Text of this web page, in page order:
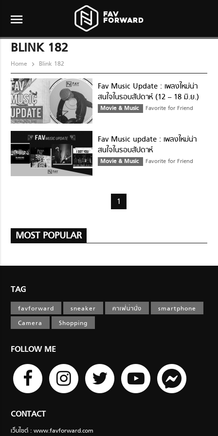
menu
BLINK 182
Home Blink 182
Fav Music Update : เพลงใหม่น่า
สนใจในรอบสัปดาห์ (12 – 18 มิ.ย.)
Movie & Music Favorite for Friend
Fav Music update : เพลงใหม่น่า
สนใจในรอบสัปดาห์
Movie & Music Favorite for Friend
1
MOST POPULAR
TAG
favforward sneaker คาเฟ่น่านั่ง
smartphone
Camera
Shopping
FOLLOW ME
CONTACT
เว็บไซต์ : www.favforward.com